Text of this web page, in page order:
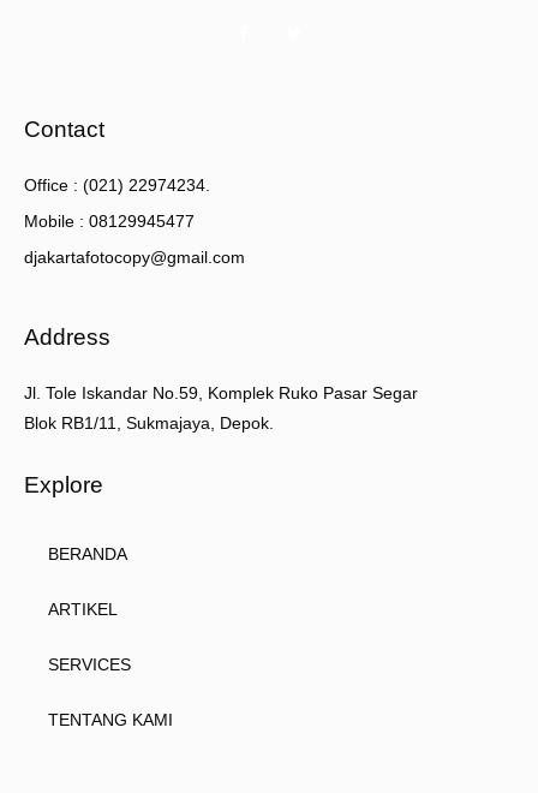
Contact
Office : (021) 22974234.
Mobile : 08129945477
djakartafotocopy@gmail.com
Address
Jl. Tole Iskandar No.59, Komplek Ruko Pasar Segar
Blok RB1/11, Sukmajaya, Depok.
Explore
BERANDA
ARTIKEL
SERVICES
TENTANG KAMI